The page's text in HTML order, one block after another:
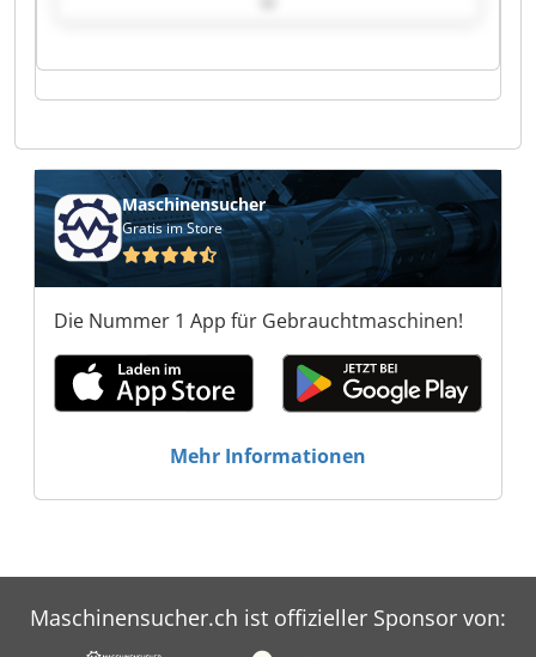
Brück-Gruppe Brück-Gruppe Brück-Gruppe
Brück-Gruppe Brück-Gruppe
Maschinensucher
Gratis im Store
Die Nummer 1 App für Gebrauchtmaschinen!
Mehr Informationen
Maschinensucher.ch ist offizieller Sponsor von: